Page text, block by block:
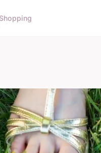
Shopping